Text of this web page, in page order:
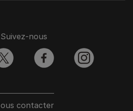
contacter
Suivez-nous
twitter facebook instagram